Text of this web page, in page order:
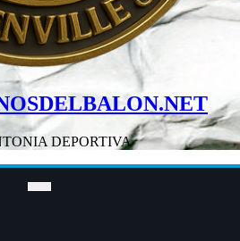
DEPORTIVA